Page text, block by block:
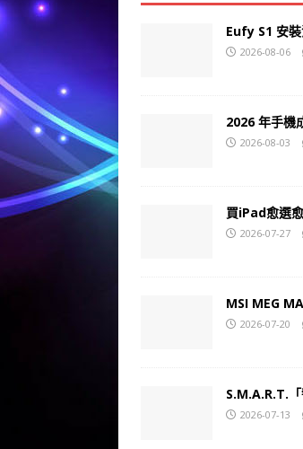
Eufy S1 安
2026-08-06
2026 年手機
2026-08-03
買iPad愈選
2026-07-27
MSI MEG
2026-07-20
S.M.A.R.T.
2026-07-13